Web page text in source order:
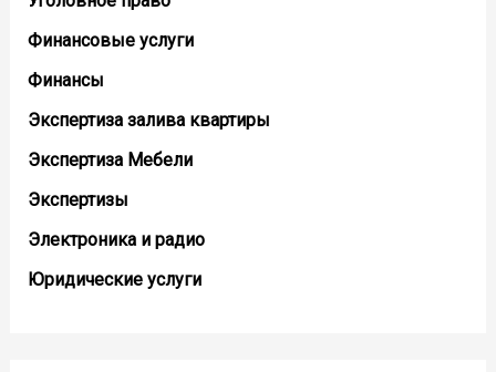
Финансовые услуги
Финансы
Экспертиза залива квартиры
Экспертиза Мебели
Экспертизы
Электроника и радио
Юридические услуги